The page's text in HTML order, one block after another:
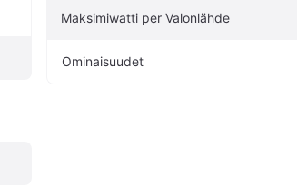
Maksimiwatti per Valonlähde
Ominaisuudet